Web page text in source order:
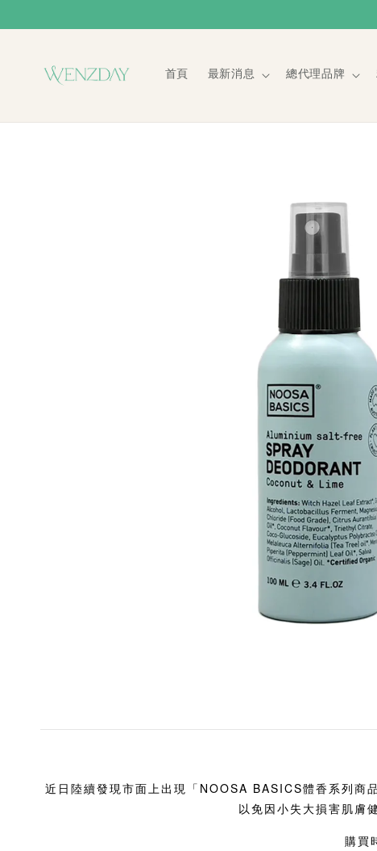
首頁 最新消息 總代理品牌
近日陸續發現市面上出現「NOOSA BASICS體香系列商
以免因小失大損害肌膚
購買